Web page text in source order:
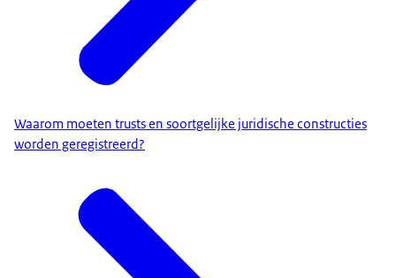
Waarom moeten trusts en soortgelijke juridische constructies
worden geregistreerd?